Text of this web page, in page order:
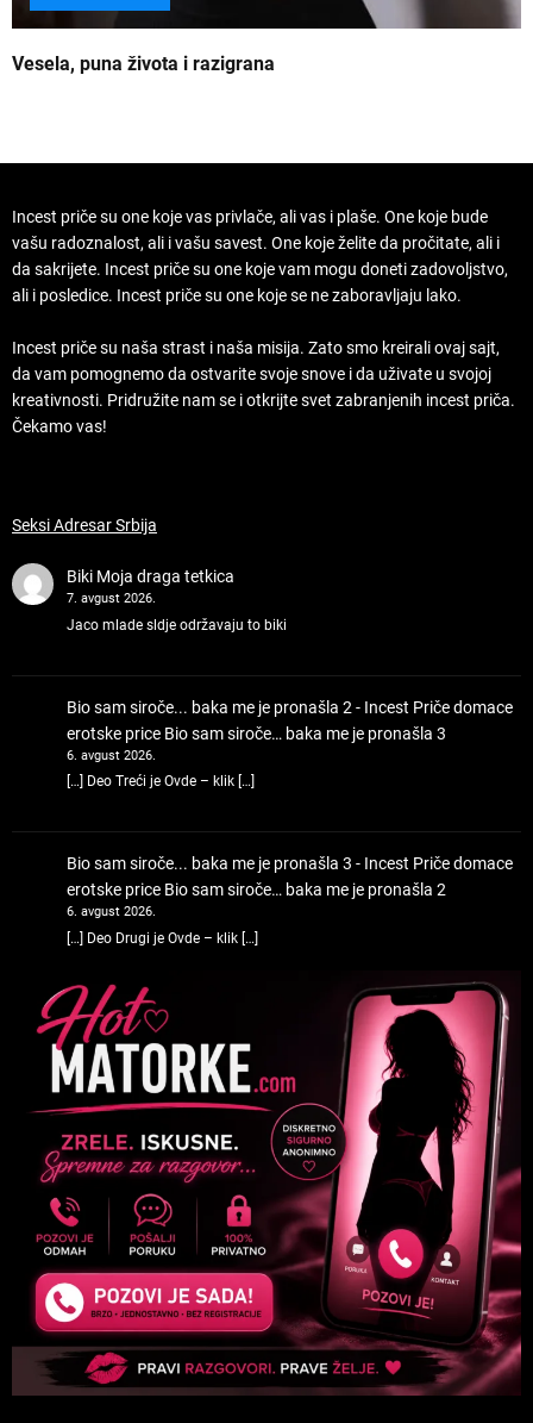
Vesela, puna života i razigrana
Incest priče su one koje vas privlače, ali vas i plaše. One koje bude
vašu radoznalost, ali i vašu savest. One koje želite da pročitate, ali i
da sakrijete. Incest priče su one koje vam mogu doneti zadovoljstvo,
ali i posledice. Incest priče su one koje se ne zaboravljaju lako.
Incest priče su naša strast i naša misija. Zato smo kreirali ovaj sajt,
da vam pomognemo da ostvarite svoje snove i da uživate u svojoj
kreativnosti. Pridružite nam se i otkrijte svet zabranjenih incest priča.
Čekamo vas!
Seksi Adresar Srbija
Biki Moja draga tetkica
7. avgust 2026.
Jaco mlade sldje održavaju to biki
Bio sam siroče... baka me je pronašla 2 - Incest Priče domace
erotske price Bio sam siroče… baka me je pronašla 3
6. avgust 2026.
[…] Deo Treći je Ovde – klik […]
Bio sam siroče... baka me je pronašla 3 - Incest Priče domace
erotske price Bio sam siroče… baka me je pronašla 2
6. avgust 2026.
[…] Deo Drugi je Ovde – klik […]